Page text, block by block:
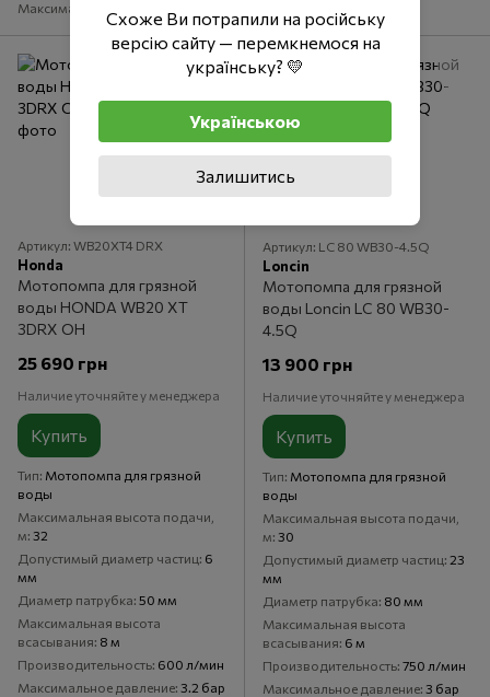
Максимальное давление
Артикул: WB20XT4 DRX
Honda
Мотопомпа для грязной
воды HONDA WB20 XT
3DRX OH
25 690 грн
Наличие уточняйте у менеджера
Купить
Тип Мотопомпа для грязной
воды
Максимальная высота подачи,
м 32
Допустимый диаметр частиц 6
мм
Диаметр патрубка 50 мм
Максимальная высота
всасывания 8 м
Производительность 600 л/мин
Максимальное давление 3.2 бар
Артикул: LC 80 WB30-4.5Q
Loncin
Мотопомпа для грязной
воды Loncin LC 80 WB30-
4.5Q
13 900 грн
Наличие уточняйте у менеджера
Купить
Тип Мотопомпа для грязной
воды
Максимальная высота подачи,
м 30
Допустимый диаметр частиц 23
мм
Диаметр патрубка 80 мм
Максимальная высота
всасывания 6 м
Производительность 750 л/мин
Максимальное давление 3 бар
Схоже Ви потрапили на російську
версію сайту — перемкнемося на
українську? 💛
Українською
Залишитись